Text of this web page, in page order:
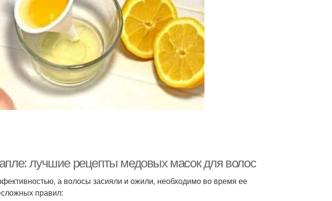
лучшие рецепты медовых масок для волос
а волосы засияли и ожили, необходимо во время ее
правил: